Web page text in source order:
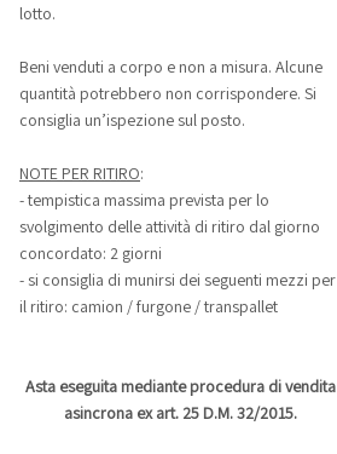
lotto.
Beni venduti a corpo e non a misura. Alcune
quantità potrebbero non corrispondere. Si
consiglia un’ispezione sul posto.
NOTE PER RITIRO:
- tempistica massima prevista per lo
svolgimento delle attività di ritiro dal giorno
concordato: 2 giorni
- si consiglia di munirsi dei seguenti mezzi per
il ritiro: camion / furgone / transpallet
Asta eseguita mediante procedura di vendita
asincrona ex art. 25 D.M. 32/2015.